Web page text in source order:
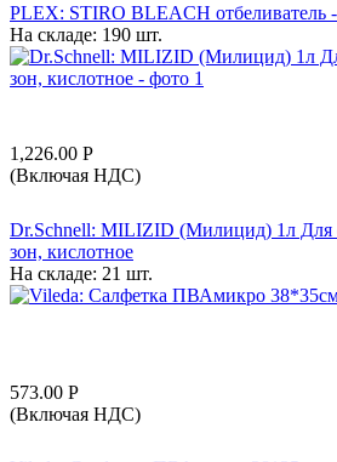
PLEX: STIRO BLEACH отбеливатель
На складе: 190 шт.
1,226.00 Р
(Включая НДС)
Dr.Schnell: MILIZID (Милицид) 1л Для
зон, кислотное
На складе: 21 шт.
573.00 Р
(Включая НДС)